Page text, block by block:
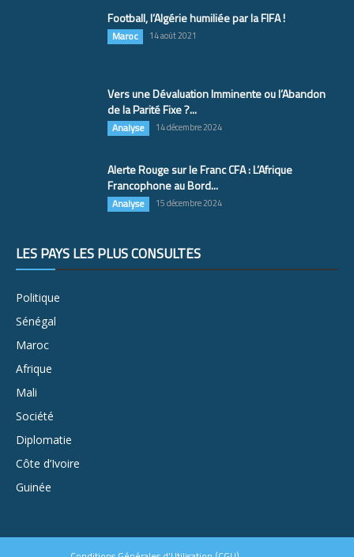
Football, l’Algérie humiliée par la FIFA !
Maroc 14 août 2021
Vers une Dévaluation Imminente ou l’Abandon
de la Parité Fixe ?...
Analyse 14 décembre 2024
Alerte Rouge sur le Franc CFA : L’Afrique
Francophone au Bord...
Analyse 15 décembre 2024
LES PAYS LES PLUS CONSULTÉS
Politique
Sénégal
Maroc
Afrique
Mali
Société
Diplomatie
Côte d’Ivoire
Guinée